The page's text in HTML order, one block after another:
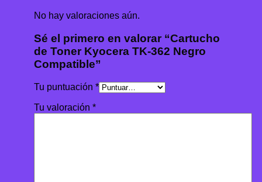
No hay valoraciones aún.
Sé el primero en valorar “Cartucho
de Toner Kyocera TK-362 Negro
Compatible”
Tu puntuación *
Tu valoración *